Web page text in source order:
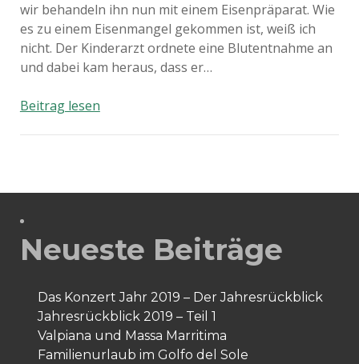
NIEMALS FÜR IMMER (ROMAN)
NIGHTMARES
BÜCHERSHOPS
DATENSCHUTZERKLÄRUNG
IMPRESSUM
wir behandeln ihn nun mit einem Eisenpräparat. Wie
es zu einem Eisenmangel gekommen ist, weiß ich
nicht. Der Kinderarzt ordnete eine Blutentnahme an
und dabei kam heraus, dass er…
Beitrag lesenTipp
Neueste Beiträge
Das Konzert Jahr 2019 – Der Jahresrückblick
Jahresrückblick 2019 – Teil 1
Valpiana und Massa Marritima
Familienurlaub im Golfo del Sole